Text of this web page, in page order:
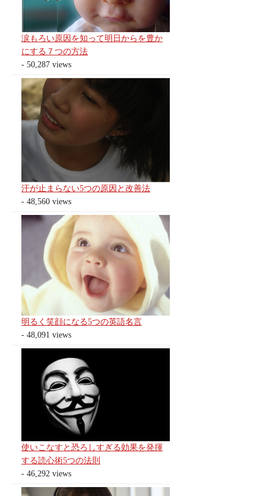
涙もろい原因を知って明日からを豊か
にする７つの方法
- 50,287 views
汗が止まらない5つの原因と改善法
- 48,560 views
明るく笑顔になる5つの英語名言
- 48,091 views
使いこなすと恐ろしすぎる効果を発揮
する読心術5つの法則
- 46,292 views